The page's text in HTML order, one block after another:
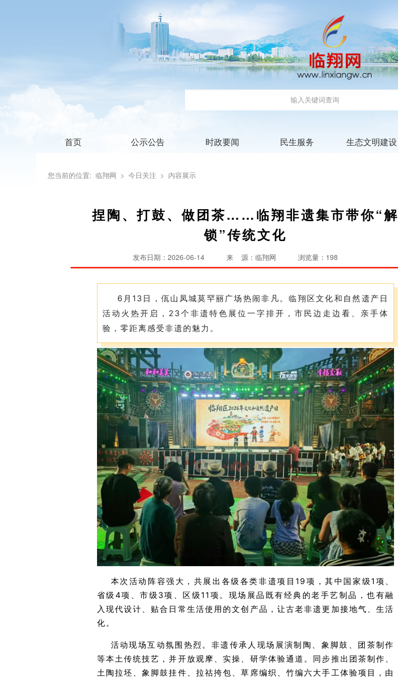
首页 公示公告 时政要闻 民生服务 生态文明建设
您当前的位置: 临翔网 > 今日关注 > 内容展示
捏陶、打鼓、做团茶……临翔非遗集市带你“解
锁”传统文化
发布日期：2026-06-14 来 源：临翔网 浏览量：198
6月13日，佤山凤城莫罕丽广场热闹非凡。临翔区文化和自然遗产日
活动火热开启，23个非遗特色展位一字排开，市民边走边看、亲手体
验，零距离感受非遗的魅力。
本次活动阵容强大，共展出各级各类非遗项目19项，其中国家级1项、
省级4项、市级3项、区级11项。现场展品既有经典的老手艺制品，也有融
入现代设计、贴合日常生活使用的文创产品，让古老非遗更加接地气、生活
化。
活动现场互动氛围热烈。非遗传承人现场展演制陶、象脚鼓、团茶制作
等本土传统技艺，并开放观摩、实操、研学体验通道。同步推出团茶制作、
土陶拉坯
、象脚鼓挂件、拉祜挎包、草席编织、竹编六大手工体验项目，由